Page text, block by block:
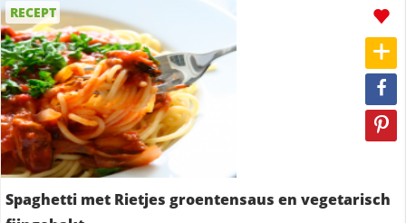
RECEPT
Spaghetti met Rietjes groentensaus en vegetarisch